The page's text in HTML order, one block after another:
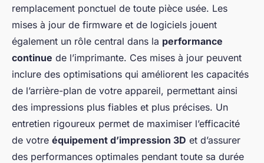
remplacement ponctuel de toute pièce usée. Les
mises à jour de firmware et de logiciels jouent
également un rôle central dans la performance
continue de l’imprimante. Ces mises à jour peuvent
inclure des optimisations qui améliorent les capacités
de l’arrière-plan de votre appareil, permettant ainsi
des impressions plus fiables et plus précises. Un
entretien rigoureux permet de maximiser l’efficacité
de votre équipement d’impression 3D et d’assurer
des performances optimales pendant toute sa durée